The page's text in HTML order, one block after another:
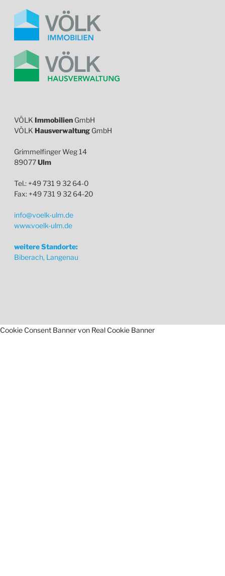
VÖLK Immobilien GmbH
VÖLK Hausverwaltung GmbH
Grimmelfinger Weg 14
89077Ulm
Tel.: +49 731 9 32 64-0
Fax: +49 731 9 32 64-20
info@voelk-ulm.de
www.voelk-ulm.de
weitere Standorte:
Biberach, Langenau
Cookie Consent Banner von Real Cookie Banner